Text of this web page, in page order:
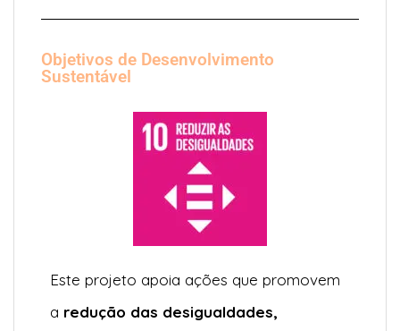
Objetivos de Desenvolvimento
Sustentável
Este projeto apoia ações que promovem
a redução das desigualdades,